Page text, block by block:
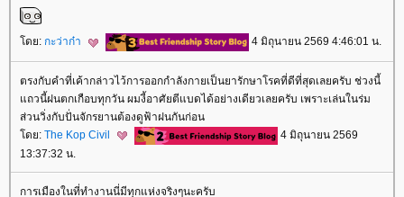
ดย: กะว่าก๋า 4 มิถุนายน 2569 4:46:01 น.
ตรงกับคำที่เค้ากล่าวไว้การออกกำลังกายเป็นยารักษาโรคที่ดีที่สุดเลยครับ ช่วงนี้
ถวนี้ฝนตกเกือบทุกวัน ผมงี้อาศัยตีแบดได้อย่างเดียวเลยครับ เพราะเล่นในร่ม
ส่วนวิ่งกับปั่นจักรยานต้องดูฟ้าฝนกันก่อน
ดย: The Kop Civil
4 มิถุนายน 2569
13:37:32 น.
การเมืองในที่ทำงานนี่มีทุกแห่งจริงๆนะครับ